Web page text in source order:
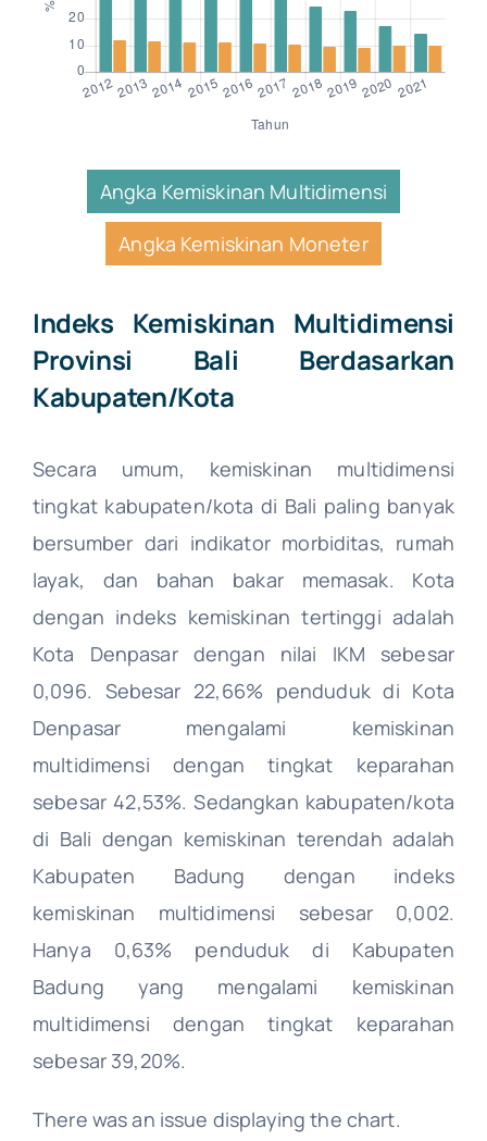
Angka Kemiskinan Multidimensi
Angka Kemiskinan Moneter
Indeks Kemiskinan Multidimensi
Provinsi Bali Berdasarkan
Kabupaten/Kota
Secara umum, kemiskinan multidimensi
tingkat kabupaten/kota di Bali paling banyak
bersumber dari indikator morbiditas, rumah
layak, dan bahan bakar memasak. Kota
dengan indeks kemiskinan tertinggi adalah
Kota Denpasar dengan nilai IKM sebesar
0,096. Sebesar 22,66% penduduk di Kota
Denpasar mengalami kemiskinan
multidimensi dengan tingkat keparahan
sebesar 42,53%. Sedangkan kabupaten/kota
di Bali dengan kemiskinan terendah adalah
Kabupaten Badung dengan indeks
kemiskinan multidimensi sebesar 0,002.
Hanya 0,63% penduduk di Kabupaten
Badung yang mengalami kemiskinan
multidimensi dengan tingkat keparahan
sebesar 39,20%.
There was an issue displaying the chart.